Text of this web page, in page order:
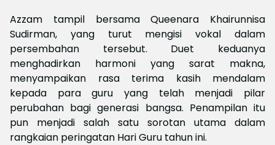
Azzam tampil bersama Queenara Khairunnisa
Sudirman, yang turut mengisi vokal dalam
persembahan tersebut. Duet keduanya
menghadirkan harmoni yang sarat makna,
menyampaikan rasa terima kasih mendalam
kepada para guru yang telah menjadi pilar
perubahan bagi generasi bangsa. Penampilan itu
pun menjadi salah satu sorotan utama dalam
rangkaian peringatan Hari Guru tahun ini.